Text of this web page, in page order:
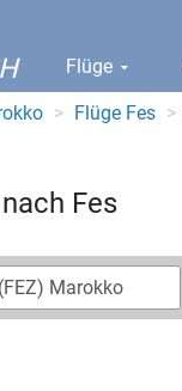
Flüge
Flüge Fes
Fes